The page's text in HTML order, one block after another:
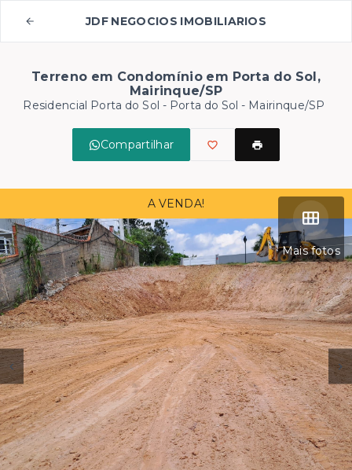
JDF NEGOCIOS IMOBILIARIOS
Terreno em Condomínio em Porta do Sol,
Mairinque/SP
Residencial Porta do Sol - Porta do Sol - Mairinque/SP
Compartilhar
Mais fotos
A VENDA!